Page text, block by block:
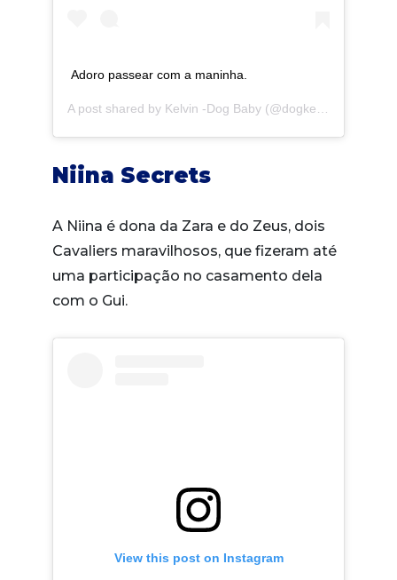
Adoro passear com a maninha.
A post shared by Kelvin -Dog Baby (@dogkelvin) on
Niina Secrets
A Niina é dona da Zara e do Zeus, dois
Cavaliers maravilhosos, que fizeram até
uma participação no casamento dela
com o Gui.
View this post on Instagram